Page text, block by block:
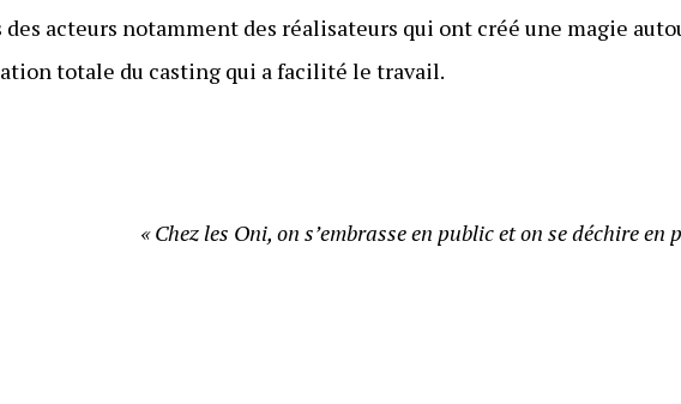
des acteurs notamment des réalisateurs qui ont créé une magie
totale du casting qui a facilité le travail.
« Chez les Oni, on s’embrasse en public et on se déchire en